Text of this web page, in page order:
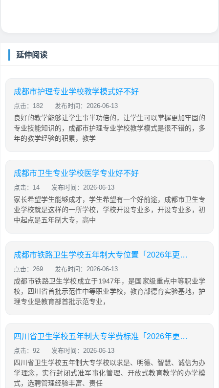
延伸阅读
成都市护理专业学校教学模式好不好
点击：182 发布时间：2026-06-13
良好的教学能够让学生事半功倍的，让学生可以掌握更加牢固的
专业技能知识的，成都市护理专业学校教学模式是很不错的，多
年的教学经验的积累，教学
成都市卫生专业学校医学专业好不好
点击：14 发布时间：2026-06-13
家长希望学生能够成才，学生希望有一个好前途，成都市卫生专
业学校就是这样的一所学校，学校开设专业多，开设专业多，初
中起点是五年制大专，高中
成都市铁路卫生学校五年制大专位置「2026年更新」
点击：269 发布时间：2026-06-13
成都市铁路卫生学校成立于1947年，是国家级重点中等职业学
校，四川省首批示范性中等职业学校，教育部德育实验基地，护
理专业是教育部首批示范专业，
四川省卫生学校五年制大专学费标准「2026年更新」
点击：92 发布时间：2026-06-13
四川省卫生学校五年制大专学校以求是、明德、智慧、诚信为办
学理念，实行封闭式准军事化管理、开放式教育教学的办学模
式，选聘管理经验丰富、责任